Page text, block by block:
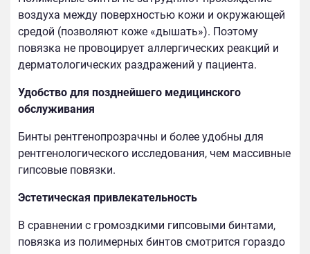
воздуха между поверхностью кожи и окружающей
средой (позволяют коже «дышать»). Поэтому
повязка не провоцирует аллергических реакций и
дерматологических раздражений у пациента.
Удобство для позднейшего медицинского
обслуживания
Бинты рентгенопрозрачны и более удобны для
рентгенологического исследования, чем массивные
гипсовые повязки.
Эстетическая привлекательность
В сравнении с громоздкими гипсовыми бинтами,
повязка из полимерных бинтов смотрится гораздо